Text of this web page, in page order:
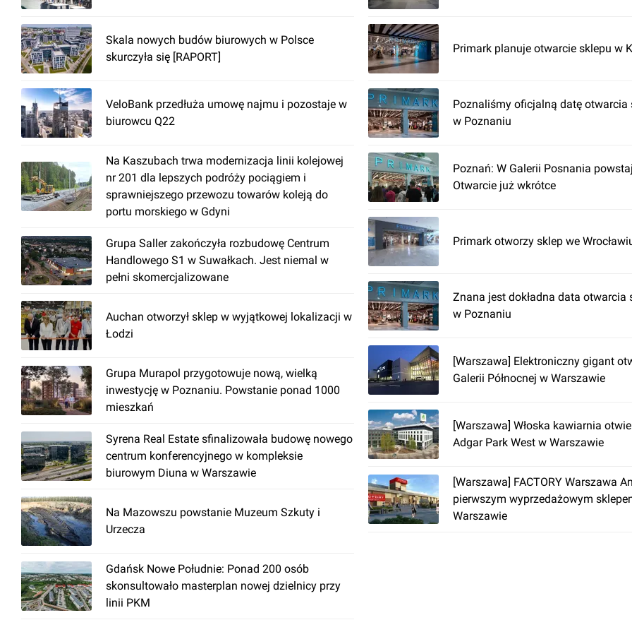
Skala nowych budów biurowych w Polsce
skurczyła się [RAPORT]
VeloBank przedłuża umowę najmu i pozostaje w
biurowcu Q22
Na Kaszubach trwa modernizacja linii kolejowej
nr 201 dla lepszych podróży pociągiem i
sprawniejszego przewozu towarów koleją do
portu morskiego w Gdyni
Grupa Saller zakończyła rozbudowę Centrum
Handlowego S1 w Suwałkach. Jest niemal w
pełni skomercjalizowane
Auchan otworzył sklep w wyjątkowej lokalizacji w
Łodzi
Grupa Murapol przygotowuje nową, wielką
inwestycję w Poznaniu. Powstanie ponad 1000
mieszkań
Syrena Real Estate sfinalizowała budowę nowego
centrum konferencyjnego w kompleksie
biurowym Diuna w Warszawie
Na Mazowszu powstanie Muzeum Szkuty i
Urzecza
Gdańsk Nowe Południe: Ponad 200 osób
skonsultowało masterplan nowej dzielnicy przy
linii PKM
Primark planuje otwarcie sklepu w
Poznaliśmy oficjalną datę otwarcia
w Poznaniu
Poznań: W Galerii Posnania
Otwarcie już wkrótce
Primark otworzy sklep we
Znana jest dokładna data otwarcia
w Poznaniu
[Warszawa] Elektroniczny gigant
Galerii Północnej w Warszawie
[Warszawa] Włoska kawiarnia
Adgar Park West w Warszawie
[Warszawa] FACTORY Warszawa
pierwszym wyprzedażowym
Warszawie